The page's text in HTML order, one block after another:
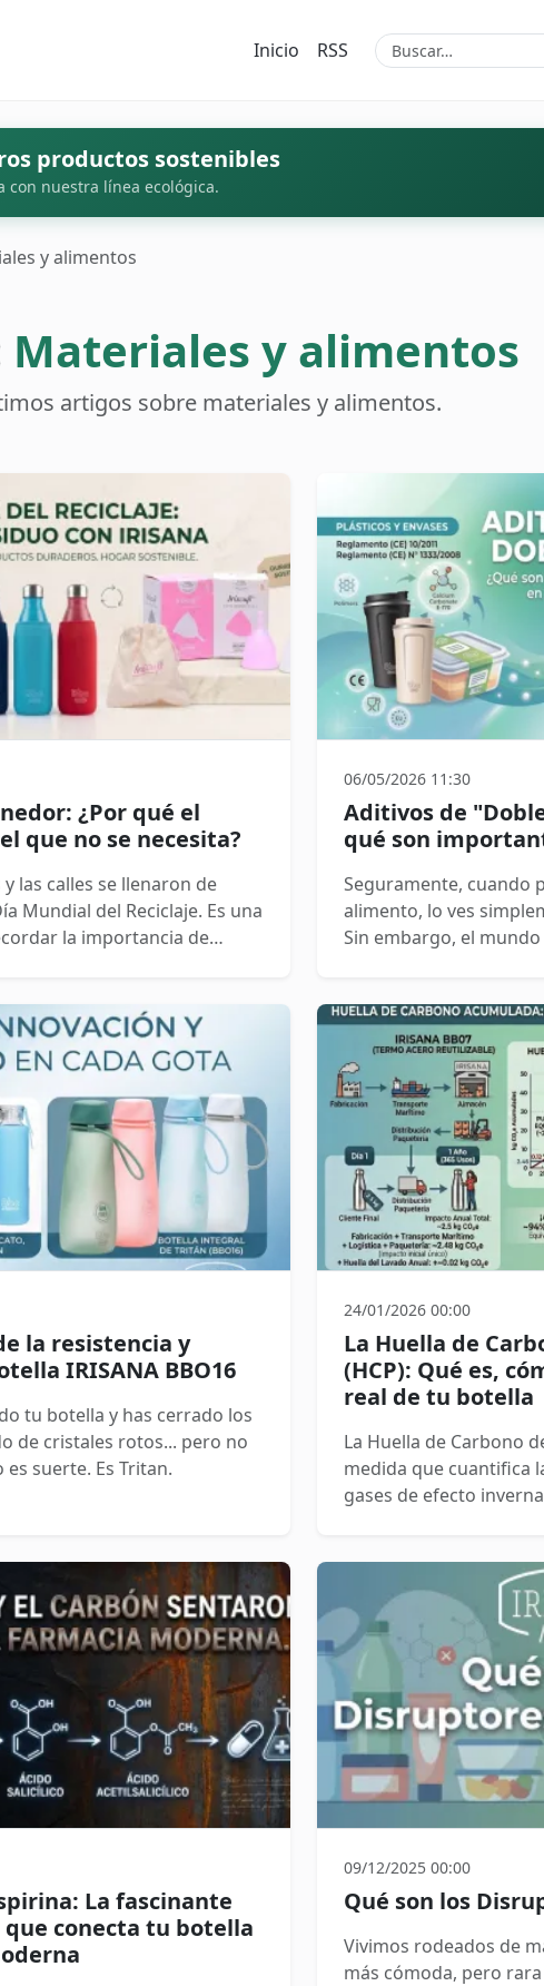
Inicio RSS
productos sostenibles
con nuestra línea ecológica.
y alimentos
Materiales y alimentos
artigos sobre materiales y alimentos.
¿Por qué el
que no se necesita?
las calles se llenaron de
Mundial del Reciclaje. Es una
la importancia de
completa. Creemos
un debate. Separar los
evitar que se generen es aún
siglo XXI debe ser cómo
para minimizar los
estos no sean desechos,
06/05/2026 11:30
Aditivos de
qué son
Seguramente, cuando
alimento, lo ves
Sin embargo, el
silenciosos pero
dual.
la resistencia y
IRISANA BBO16
tu botella y has cerrado los
de cristales rotos... pero no
Eso no es suerte. Es Tritan.
24/01/2026 00:00
La Huella de
(HCP): Qué es,
real de tu botella
La Huella de Carbono
medida que cuantifica
gases de efecto
La fascinante
conecta tu botella
09/12/2025 00:00
Qué son los
Vivimos rodeados de
más cómoda, pero